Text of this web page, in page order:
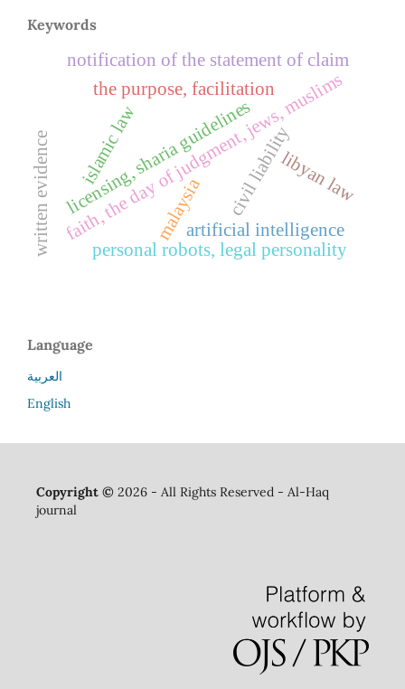
Keywords
faith, the day of judgment, jews, muslims
malaysia
licensing, sharia guidelines
the purpose, facilitation
islamic law
notification of the statement of claim
artificial intelligence
personal robots, legal personality
civil liabilitylibyan law
written evidence
Language
العربية
English
Copyright ©2026 - All Rights Reserved - Al-Haq
journal